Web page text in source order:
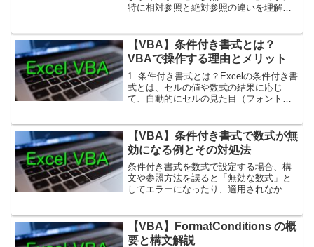
特に相対参照と絶対参照の違いを理解し
照（例：A1）→ 条件付き書式を設定した
範囲の 先頭セ...
【VBA】条件付き書式とは？
VBAで操作する理由とメリット
1. 条件付き書式とは？Excelの条件付き書
式とは、セルの値や数式の結果に応じ
て、自動的にセルの見た目（フォント、
す。売上が 100以上のセルを赤字にする
在庫が 0のと...
【VBA】条件付き書式で数式が無
効になる例とその対処法
条件付き書式を数式で設定する場合、構
文や参照方法を誤ると「無効な数式」と
してエラーになったり、適用されなかっ
1. セル参照が無効になっている例：存在
しないセルを参照して...
【VBA】FormatConditions の概
要と構文解説